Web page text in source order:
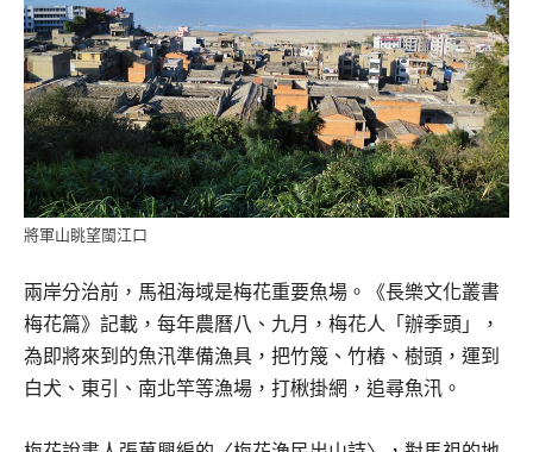
將軍山眺望閩江口
兩岸分治前，馬祖海域是梅花重要魚場。《長樂文化叢書
梅花篇》記載，每年農曆八、九月，梅花人「辦季頭」，
為即將來到的魚汛準備漁具，把竹篾、竹樁、樹頭，運到
白犬、東引、南北竿等漁場，打楸掛網，追尋魚汛。